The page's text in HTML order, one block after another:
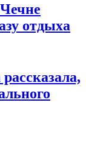
отдыха